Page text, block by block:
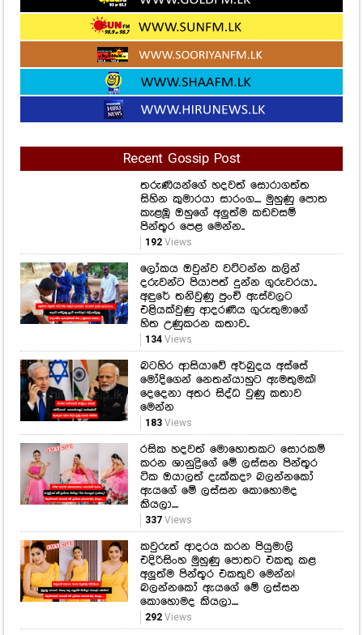
Recent Gossip Post
තරුණියන්ගේ හදවත් සොරාගත්ත
සිහින කුමාරයා සාරංග.... මුහුණු පොත
කැළඹූ ඔහුගේ අලුත්ම කඩවසම්
Views
ලෝකය ඔවුන්ව වට්ටන්න කලින්
දරුවන්ට පියාපත් දුන්න ගුරුවරයා..
අඳුරේ තනිවුණු පුංචි ඇස්වලට
එළියක්වුණු ආදරණීය ගුරුතුමාගේ
හිත උණුකරන කතාව..
134Views
බටහිර ආසියාවේ අර්බුදය අස්සේ
මෝදිගෙන් නෙතන්යාහුට ඇමතුමක්!
දෙදෙනා අතර සිද්ධ වුණු කතාව
මෙන්න
Views
රසික හදවත් මොහොතකට සොරකම්
කරන ශානුද්‍රිගේ මේ ලස්සන පින්තූර
ටික ඔයාලත් දැක්කද? බලන්නකෝ
ඇයගේ මේ ලස්සන කොහොමද
කියලා....
337Views
කවුරුත් ආදරය කරන පියුමාලි
එදිරිසිංහ මුහුණු පොතට එකතු කළ
අලුත්ම පින්තූර එකතුව මෙන්න!
බලන්නකෝ ඇයගේ මේ ලස්සන
කොහොමද කියලා....
292 Views
හඳුනාගැනීමේ පෙරට්ටුව එකපාරටම
කල් ගියේ ඇයි? මීගමුව බන්ධනාගාර
ගැටුමේ සැඟවුණු කතාව මෙන්න.
404 Views
ශිෂ්‍යත්ව විභාගය අනිද්දා... විභාග